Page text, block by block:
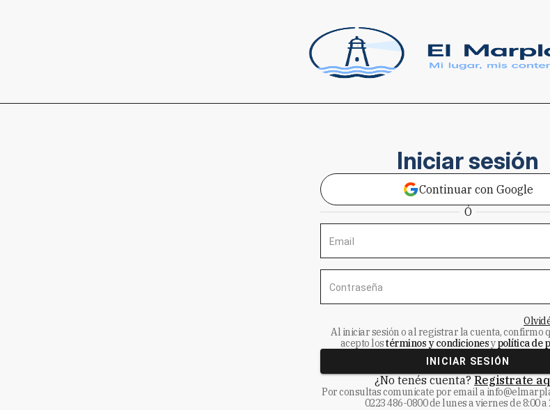
Iniciar sesión
Continuar con Google
Ó
Email
Contraseña
Al iniciar sesión o al registrar la cuenta, confirmo
acepto lostérminos y condicionesypolítica de
INICIAR SESIÓN
¿No tenés cuenta? Registrate
Por consultas comunicate por email a
0223 486-0800de lunes a viernes de 8:00 a